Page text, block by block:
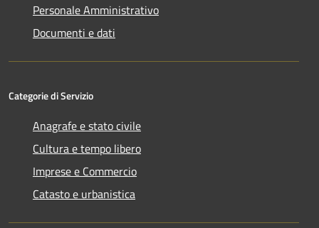
Personale Amministrativo
Documenti e dati
Categorie di Servizio
Anagrafe e stato civile
Cultura e tempo libero
Imprese e Commercio
Catasto e urbanistica